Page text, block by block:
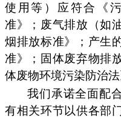
使用等）应符合《
准》；废气排放（如
烟排放标准》；产生
准》；固体废弃物排
体废物环境污染防治法
我们承诺全面配
有相关环节以供各部